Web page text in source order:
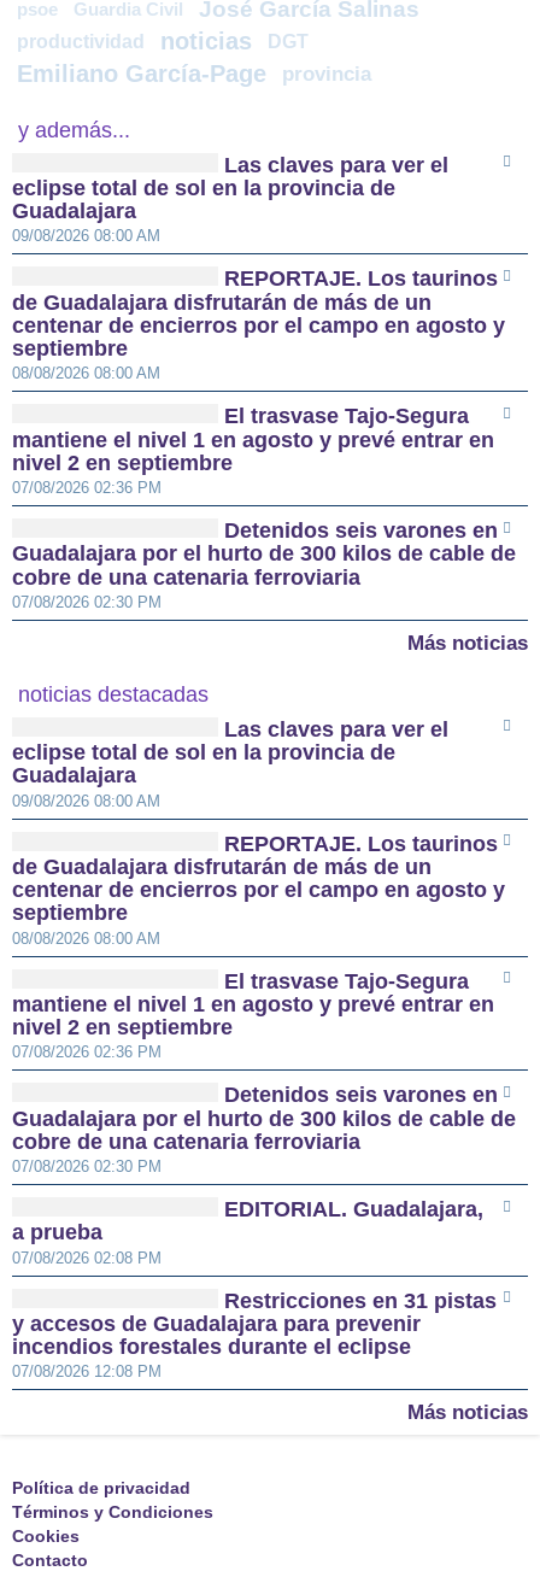
psoe
Guardia Civil José García Salinas
productividad noticias DGT
Emiliano García-Page provincia
y además...
Las claves para ver el
eclipse total de sol en la provincia de
Guadalajara
09/08/2026 08:00 AM
REPORTAJE. Los taurinos
de Guadalajara disfrutarán de más de un
centenar de encierros por el campo en agosto y
septiembre
08/08/2026 08:00 AM
El trasvase Tajo-Segura
mantiene el nivel 1 en agosto y prevé entrar en
nivel 2 en septiembre
07/08/2026 02:36 PM
Detenidos seis varones en
Guadalajara por el hurto de 300 kilos de cable de
cobre de una catenaria ferroviaria
07/08/2026 02:30 PM
Más noticias
noticias destacadas
Las claves para ver el
eclipse total de sol en la provincia de
Guadalajara
09/08/2026 08:00 AM
REPORTAJE. Los taurinos
de Guadalajara disfrutarán de más de un
centenar de encierros por el campo en agosto y
septiembre
08/08/2026 08:00 AM
El trasvase Tajo-Segura
mantiene el nivel 1 en agosto y prevé entrar en
nivel 2 en septiembre
07/08/2026 02:36 PM
Detenidos seis varones en
Guadalajara por el hurto de 300 kilos de cable de
cobre de una catenaria ferroviaria
07/08/2026 02:30 PM
EDITORIAL. Guadalajara,
a prueba
07/08/2026 02:08 PM
Restricciones en 31 pistas
y accesos de Guadalajara para prevenir
incendios forestales durante el eclipse
07/08/2026 12:08 PM
Más noticias
Política de privacidad
Términos y Condiciones
Cookies
Contacto